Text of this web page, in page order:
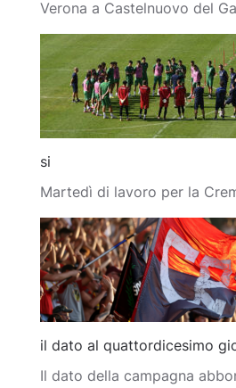
Verona a Castelnuovo del
si
Martedì di lavoro per la
il dato al quattordicesimo
Il dato della campagna